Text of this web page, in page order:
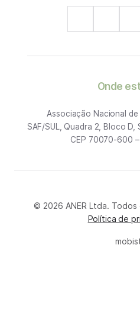
Onde
Associação Nacional
SAF/SUL, Quadra 2, Bloco D,
CEP 70070-600 –
© 2026 ANER Ltda.
Política de